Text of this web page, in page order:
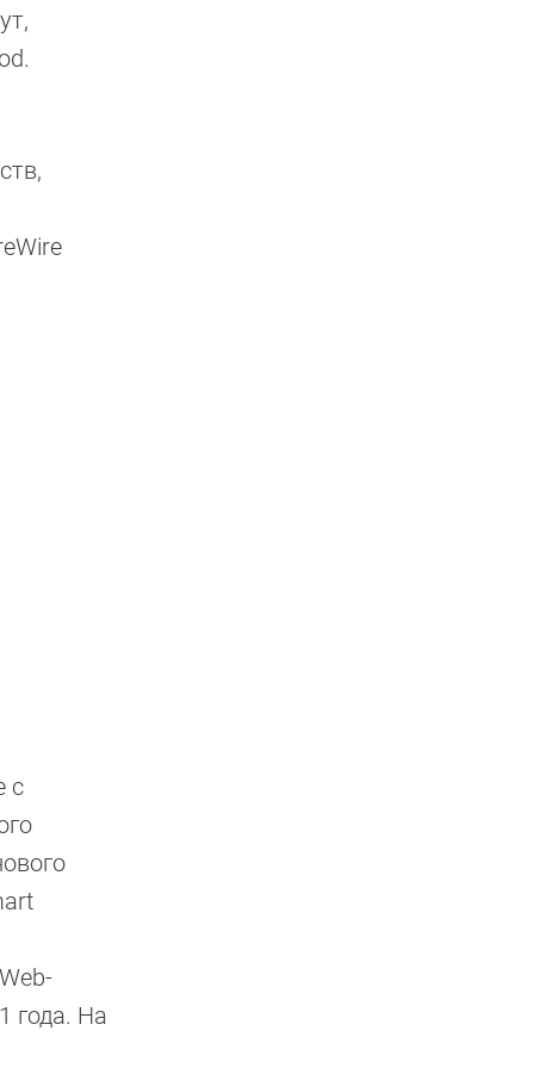
с
года. На